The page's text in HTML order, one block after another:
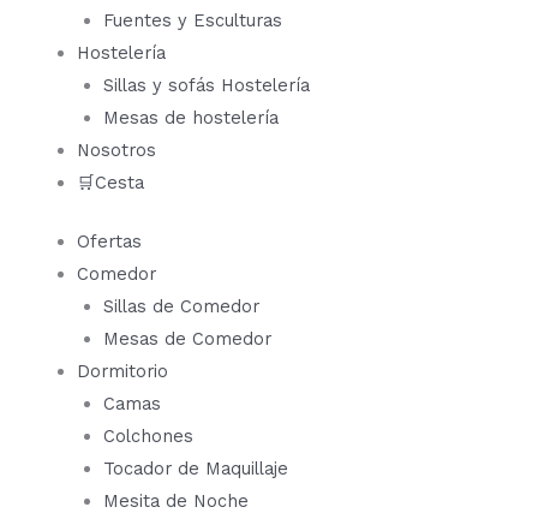
Fuentes y Esculturas
Hostelería
Sillas y sofás Hostelería
Mesas de hostelería
Nosotros
🛒Cesta
Ofertas
Comedor
Sillas de Comedor
Mesas de Comedor
Dormitorio
Camas
Colchones
Tocador de Maquillaje
Mesita de Noche